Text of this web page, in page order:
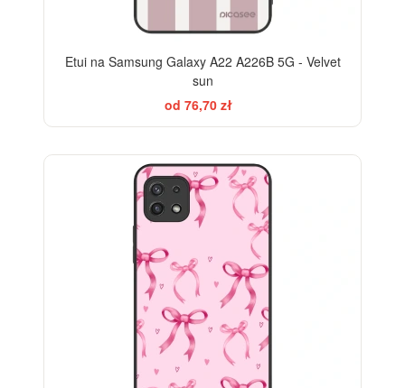
Etui na Samsung Galaxy A22 A226B 5G - Velvet
sun
od 76,70 zł